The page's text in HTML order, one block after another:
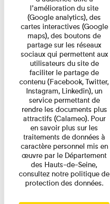
l’amélioration du site
(Google analytics), des
cartes interactives (Google
maps), des boutons de
partage sur les réseaux
sociaux qui permettent aux
utilisateurs du site de
faciliter le partage de
contenu (Facebook, Twitter,
Instagram, Linkedin), un
service permettant de
rendre les documents plus
attractifs (Calameo). Pour
en savoir plus sur les
traitements de données à
caractère personnel mis en
œuvre par le Département
des Hauts-de-Seine,
consultez notre politique de
protection des données.